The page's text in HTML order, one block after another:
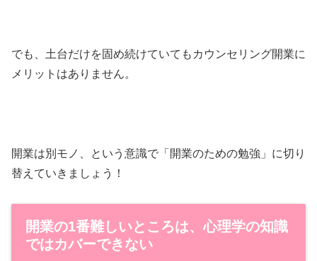
でも、土台だけを固め続けていてもカウンセリング開業に
メリットはありません。
開業は別モノ、という意識で「開業のための勉強」に切り
替えていきましょう！
開業の1番難しいところは、心理学の知識
ではカバーできない